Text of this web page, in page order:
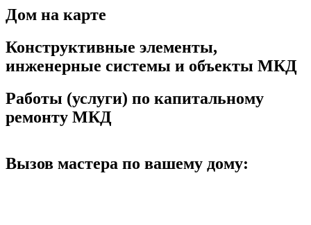
Дом на карте
Конструктивные элементы,
инженерные системы и объекты МКД
Работы (услуги) по капитальному
ремонту МКД
Вызов мастера по вашему дому: